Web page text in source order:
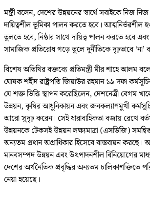
মন্ত্রী বলেন, দেশের উন্নয়নের স্বার্থে সবাইকে নিজ
দায়িত্বশীল ভূমিকা পালন করতে হবে। আত্মনির্ভরশীল
তুলতে হবে, নিষ্ঠার সাথে দায়িত্ব পালন করতে হবে এবং
সামাজিক প্রতিরোধ গড়ে তুলে দুর্নীতিকে দৃঢ়ভাবে ‘না’
বিশেষ অতিথির বক্তব্যে প্রতিমন্ত্রী মীর শাহে আলম
ঘোষক শহীদ রাষ্ট্রপতি জিয়াউর রহমান ১৯ দফা
যে শক্ত ভিত্তি স্থাপন করেছিলেন, দেশনেত্রী বেগম
উন্নয়ন, কৃষির আধুনিকায়ন এবং জনকল্যাণমুখী
আরো সুদৃঢ় করেন। সেই ধারাবাহিকতা বজায় রেখে
উন্নয়নকে টেকসই উন্নয়ন লক্ষ্যমাত্রা (এসডিজি)
অন্যতম প্রধান অগ্রাধিকার হিসেবে বাস্তবায়ন করছে।
মানবসম্পদ উন্নয়ন এবং উৎপাদনশীল বিনিয়োগের
দেশের অর্থনৈতিক প্রবৃদ্ধির অন্যতম চালিকাশক্তিতে
নেয়া হয়েছে।